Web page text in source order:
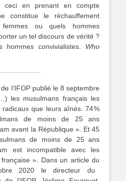
ceci en prenant en compte
constitue le réchauffement
femmes ou quels hommes
un tel discours de vérité ?
hommes convivialistes. Who
l’IFOP publié le 8 septembre
les musulmans français les
que leurs aînés. 74 %
de moins de 25 ans
avant la République ». Et 45
de moins de 25 ans
est incompatible avec les
». Dans un article du
2020 le directeur du